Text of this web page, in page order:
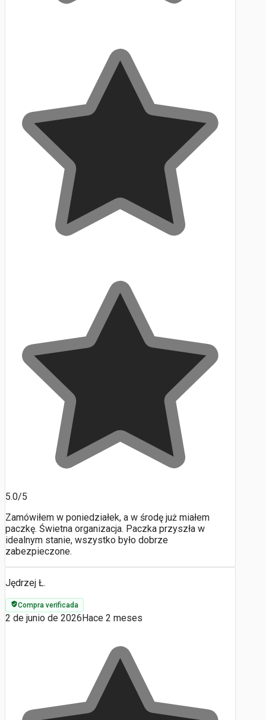
5.0/5
Zamówiłem w poniedziałek, a w środę już miałem
paczkę. Świetna organizacja. Paczka przyszła w
idealnym stanie, wszystko było dobrze
zabezpieczone.
Jędrzej Ł.
Compra verificada
2 de junio de 2026 Hace 2 meses